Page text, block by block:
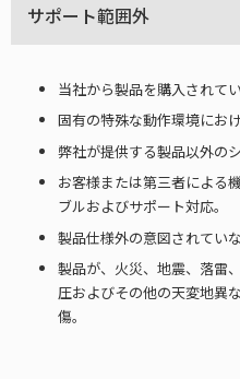
サポート範囲外
当社から製品を購入されて
固有の特殊な動作環境にお
弊社が提供する製品以外の
お客様または第三者による
ブルおよびサポート対応。
製品仕様外の意図されてい
製品が、火災、地震、落雷
圧およびその他の天変地異
傷。